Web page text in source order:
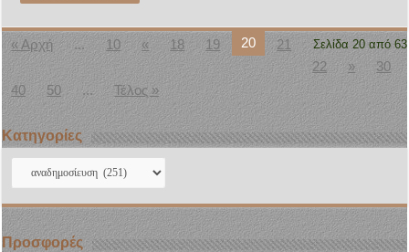
Σελίδα 20 από 63
« Αρχή ... 10 « 18 19 20
21
22
»
30
40
50 ... Τέλος »
Kατηγορίες
Kατηγορίες
Προσφορές